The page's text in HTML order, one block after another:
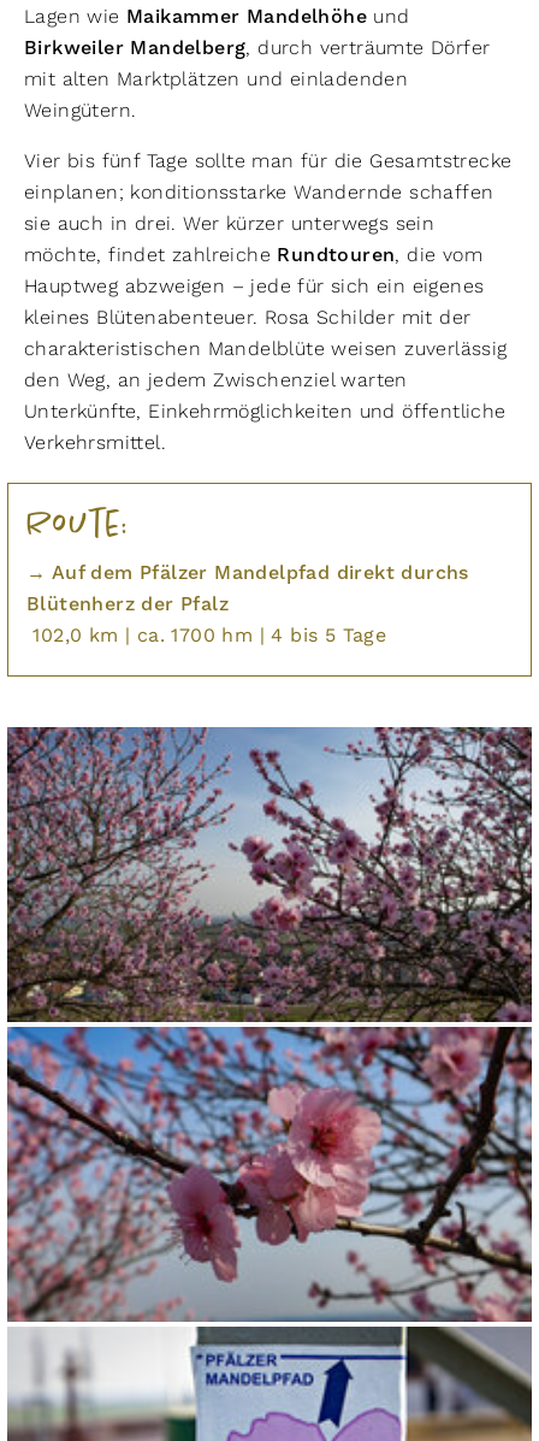
Lagen wie Maikammer Mandelhöhe und
Birkweiler Mandelberg, durch verträumte Dörfer
mit alten Marktplätzen und einladenden
Weingütern.
Vier bis fünf Tage sollte man für die Gesamtstrecke
einplanen; konditionsstarke Wandernde schaffen
sie auch in drei. Wer kürzer unterwegs sein
möchte, findet zahlreiche Rundtouren, die vom
Hauptweg abzweigen – jede für sich ein eigenes
kleines Blütenabenteuer. Rosa Schilder mit der
charakteristischen Mandelblüte weisen zuverlässig
den Weg, an jedem Zwischenziel warten
Unterkünfte, Einkehrmöglichkeiten und öffentliche
Verkehrsmittel.
Route:
→ Auf dem Pfälzer Mandelpfad direkt durchs
Blütenherz der Pfalz
102,0 km | ca. 1700 hm | 4 bis 5 Tage